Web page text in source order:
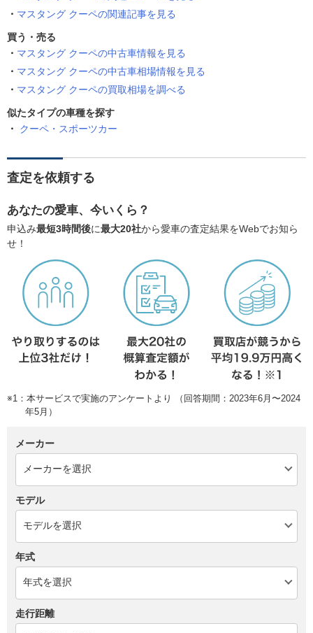
マスタング クーペの関連記事を見る
買う・売る
マスタング クーペの中古車情報を見る
マスタング クーペの中古車相場情報を見る
マスタング クーペの買取相場を調べる
似たタイプの車種を探す
クーペ・スポーツカー
査定を依頼する
あなたの愛車、今いくら？
申込み最短3時間後に最大20社から愛車の査定結果をWebでお知ら
せ！
※1：本サービスで実施のアンケートより （回答期間：2023年6月〜2024
年5月）
メーカー
モデル
年式
走行距離